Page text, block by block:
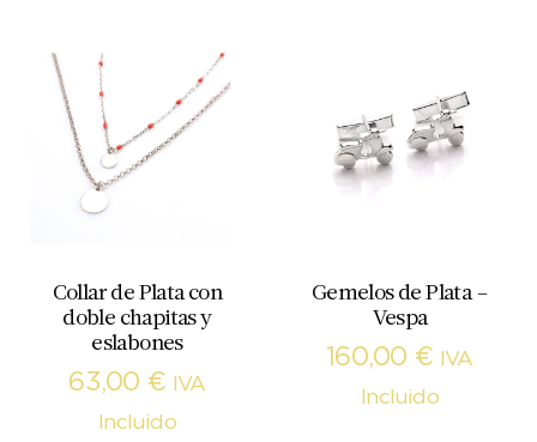
Collar de Plata con
doble chapitas y
eslabones
63,00 €
IVA
Incluido
Gemelos de Plata –
Vespa
160,00 €
IVA
Incluido